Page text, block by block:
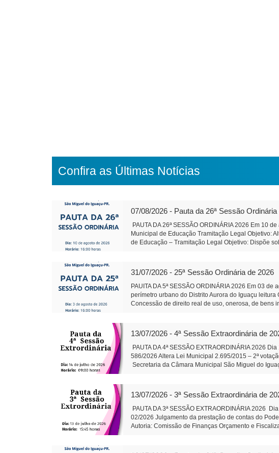
Confira as Últimas Notícias
07/08/2026 - Pauta da 26ª Sessão Ordinária
PAUTA DA 26ª SESSÃO ORDINÁRIA 2026 Em 10
Municipal de Educação Tramitação Legal Objetivo:
de Educação – Tramitação Legal Objetivo: Dispõe
Conselho de Política de Administração e
de Lei 595/2026 - Qualificação, no âmbito do
por meio de Organização Social qualificada.
da Câmara Objetivo: Corrigir uma defasagem
Santa Rosa do Ocoi Autor: Vereador Anderson
31/07/2026 - 25ª Sessão Ordinária de 2026
PAUITA DA 5ª SESSÃO ORDINÁRIA 2026 Em 03
perímetro urbano do Distrito Aurora do Iguaçu
Concessão de direito real de uso, onerosa, de
gestão hospitalar por meio de Organização Social
Alteração da composição da Plenária do Conselho
sobre finalidade competência e composição de
trabalhos da Comissão instituída para análise e
salarial de servidores do quadro de pessoal efetivo
Rosa do Ocoi Autor: Vereador Anderson Lazzeris
Secretaria da Câmara Municipal - São
Presidente Auxiliar de
13/07/2026 - 4ª Sessão Extraordinária de
PAUTA DA 4ª SESSÃO EXTRAORDINÁRIA 2026
586/2026 Altera Lei Municipal 2.695/2015 – 2ª
Secretaria da Câmara Municipal São
13/07/2026 - 3ª Sessão Extraordinária de
PAUTA DA 3ª SESSÃO EXTRAORDINÁRIA 2026
02/2026 Julgamento da prestação de contas do
Autoria: Comissão de Finanças Orçamento e